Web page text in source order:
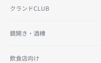
クランドCLUB
鏡開き・酒樽
飲食店向け